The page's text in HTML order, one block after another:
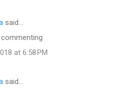
said…
at 6:58 PM
said…